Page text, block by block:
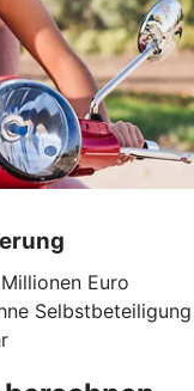
Euro
Selbstbeteiligung